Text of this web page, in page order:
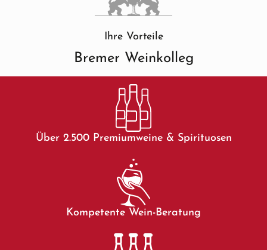
Ihre Vorteile
Bremer Weinkolleg
Über 2.500 Premiumweine & Spirituosen
Kompetente Wein-Beratung